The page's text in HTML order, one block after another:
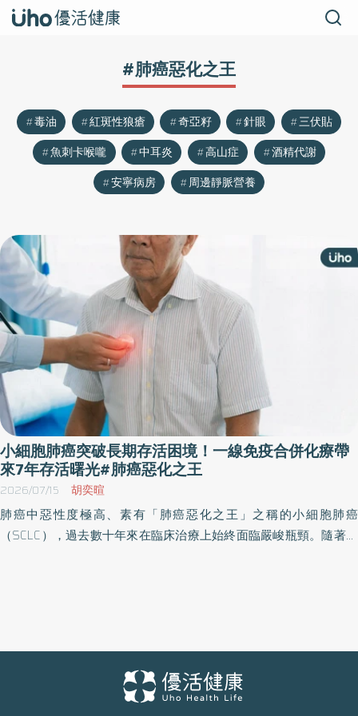
#肺癌惡化之王
毒油 紅斑性狼瘡 奇亞籽 針眼
三伏貼
魚刺卡喉嚨
中耳炎 高山症
酒精代謝
安寧病房
周邊靜脈營養
小細胞肺癌突破長期存活困境！一線免疫合併化療帶
來7年存活曙光#肺癌惡化之王
2026/07/15 胡奕暄
肺癌中惡性度極高、素有「肺癌惡化之王」之稱的小細胞肺癌
（SCLC），過去數十年來在臨床治療上始終面臨嚴峻瓶頸。隨著醫
院胸腔內科主任暨癌症中心肺癌團隊召集人張晟瑜指出，近年受到
政府大力推行低劑量電腦斷層篩檢影響，非小細胞肺癌（如肺腺